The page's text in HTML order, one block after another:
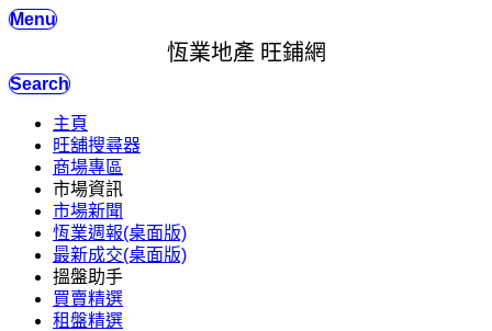
Menu
恆業地產 旺鋪網
Search
主頁
旺舖搜尋器
商場專區
市場資訊
市場新聞
恆業週報(桌面版)
最新成交(桌面版)
搵盤助手
買賣精選
租盤精選